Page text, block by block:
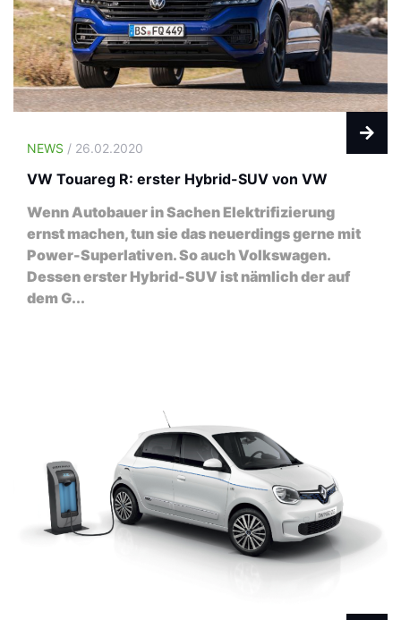
NEWS / 26.02.2020
VW Touareg R: erster Hybrid-SUV von VW
Wenn Autobauer in Sachen Elektrifizierung
ernst machen, tun sie das neuerdings gerne mit
Power-Superlativen. So auch Volkswagen.
Dessen erster Hybrid-SUV ist nämlich der auf
dem G...